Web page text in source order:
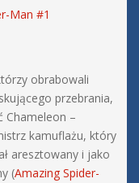
Man #1
obrabowali
przebrania,
Chameleon –
kamuflażu, który
aresztowany i jako
(Amazing Spider-